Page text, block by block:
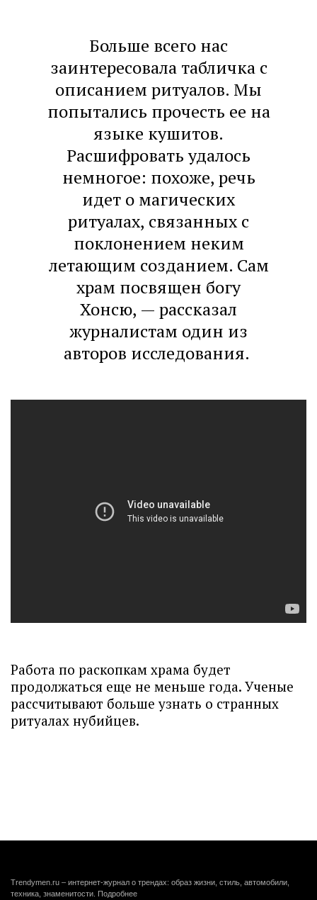
Больше всего нас
заинтересовала табличка с
описанием ритуалов. Мы
попытались прочесть ее на
языке кушитов.
Расшифровать удалось
немногое: похоже, речь
идет о магических
ритуалах, связанных с
поклонением неким
летающим созданием. Сам
храм посвящен богу
Хонсю, — рассказал
журналистам один из
авторов исследования.
Работа по раскопкам храма будет
продолжаться еще не меньше года. Ученые
рассчитывают больше узнать о странных
ритуалах нубийцев.
Trendymen.ru – интернет-журнал о трендах: образ жизни, стиль, автомобили,
техника, знаменитости. Подробнее